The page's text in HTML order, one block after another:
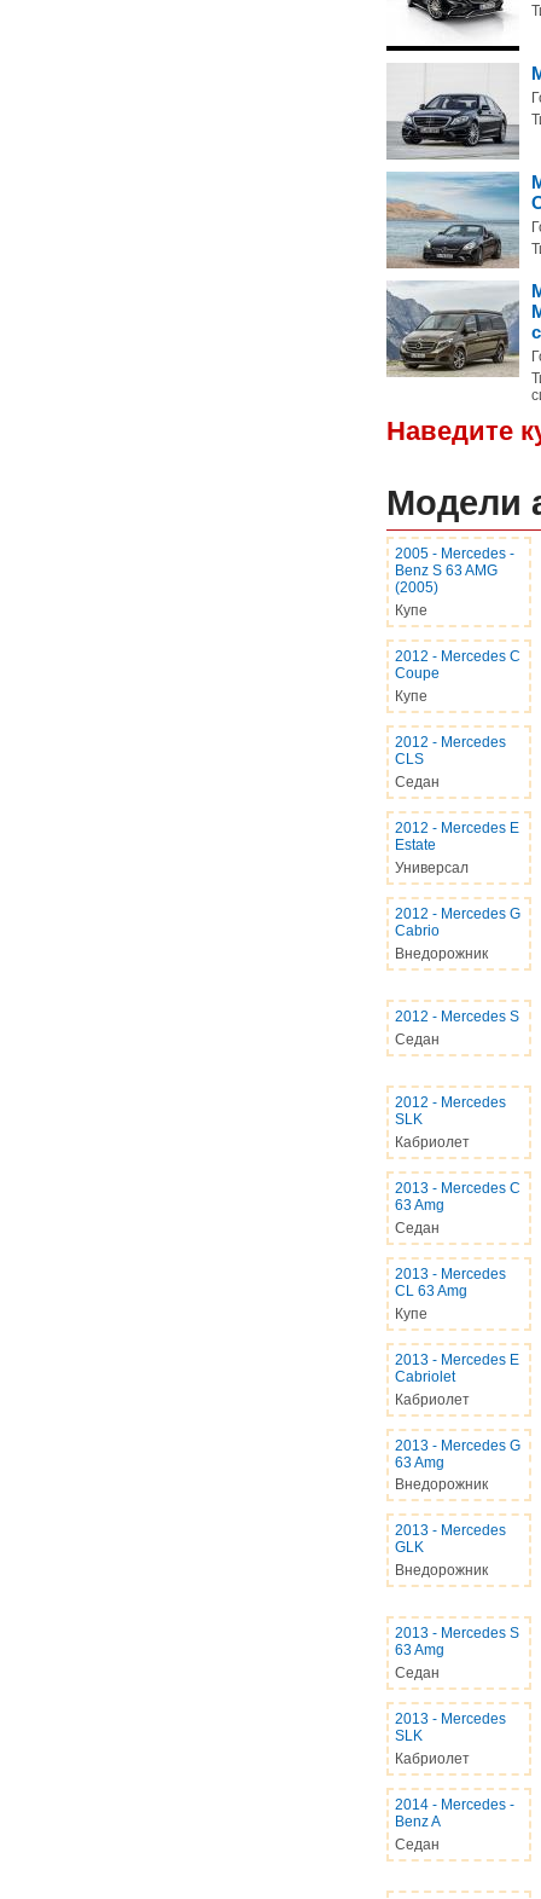
Наведите
Модели
2005- Mercedes -
Benz S 63 AMG
(2005)
Купе
2012 - Mercedes C
Coupe
Купе
2012 - Mercedes
CLS
Седан
2012 - Mercedes E
Estate
Универсал
2012 - Mercedes G
Cabrio
Внедорожник
2012 - Mercedes S
Седан
2012 - Mercedes
SLK
Кабриолет
2013- Mercedes C
63 Amg
Седан
2013- Mercedes
CL 63 Amg
Купе
2013- Mercedes E
Cabriolet
Кабриолет
2013- Mercedes G
63 Amg
Внедорожник
2013- Mercedes
GLK
Внедорожник
2013- Mercedes S
63 Amg
Седан
2013- Mercedes
SLK
Кабриолет
2014- Mercedes -
Benz A
Седан